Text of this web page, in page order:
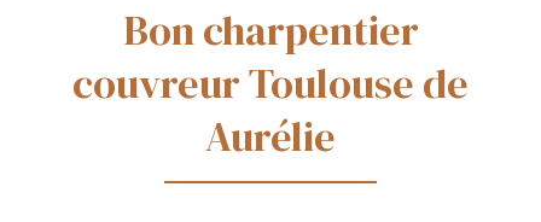
Bon charpentier
couvreur Toulouse de
Aurélie